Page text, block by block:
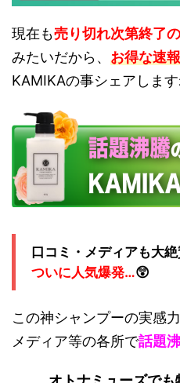
現在も売り切れ次第終了
みたいだから、 お得な速報
KAMIKAの事シェアしま
口コミ・メディアも大
ついに人気爆発…😲
この神シャンプーの実感
メディア等の各所で話題